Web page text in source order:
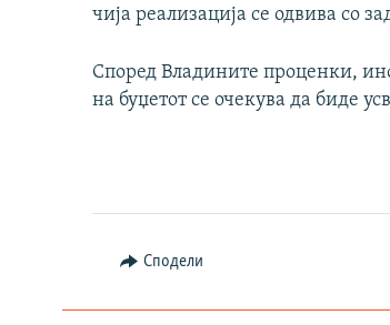
чија реализација се одвива со
Според Владините проценки,
на буџетот се очекува да биде
Сподели